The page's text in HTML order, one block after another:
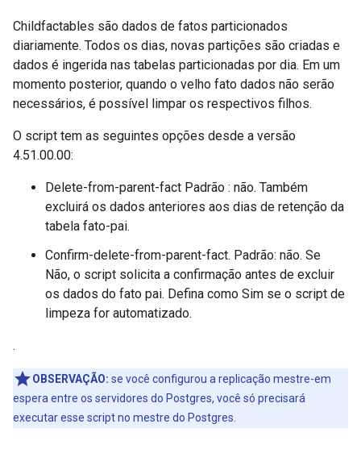
Childfactables são dados de fatos particionados
diariamente. Todos os dias, novas partições são criadas e
dados é ingerida nas tabelas particionadas por dia. Em um
momento posterior, quando o velho fato dados não serão
necessários, é possível limpar os respectivos filhos.
O script tem as seguintes opções desde a versão
4.51.00.00:
Delete-from-parent-fact Padrão : não. Também
excluirá os dados anteriores aos dias de retenção da
tabela fato-pai.
Confirm-delete-from-parent-fact. Padrão: não. Se
Não, o script solicita a confirmação antes de excluir
os dados do fato pai. Defina como Sim se o script de
limpeza for automatizado.
.
OBSERVAÇÃO: se você configurou a replicação mestre-em
espera entre os servidores do Postgres, você só precisará
executar esse script no mestre do Postgres.